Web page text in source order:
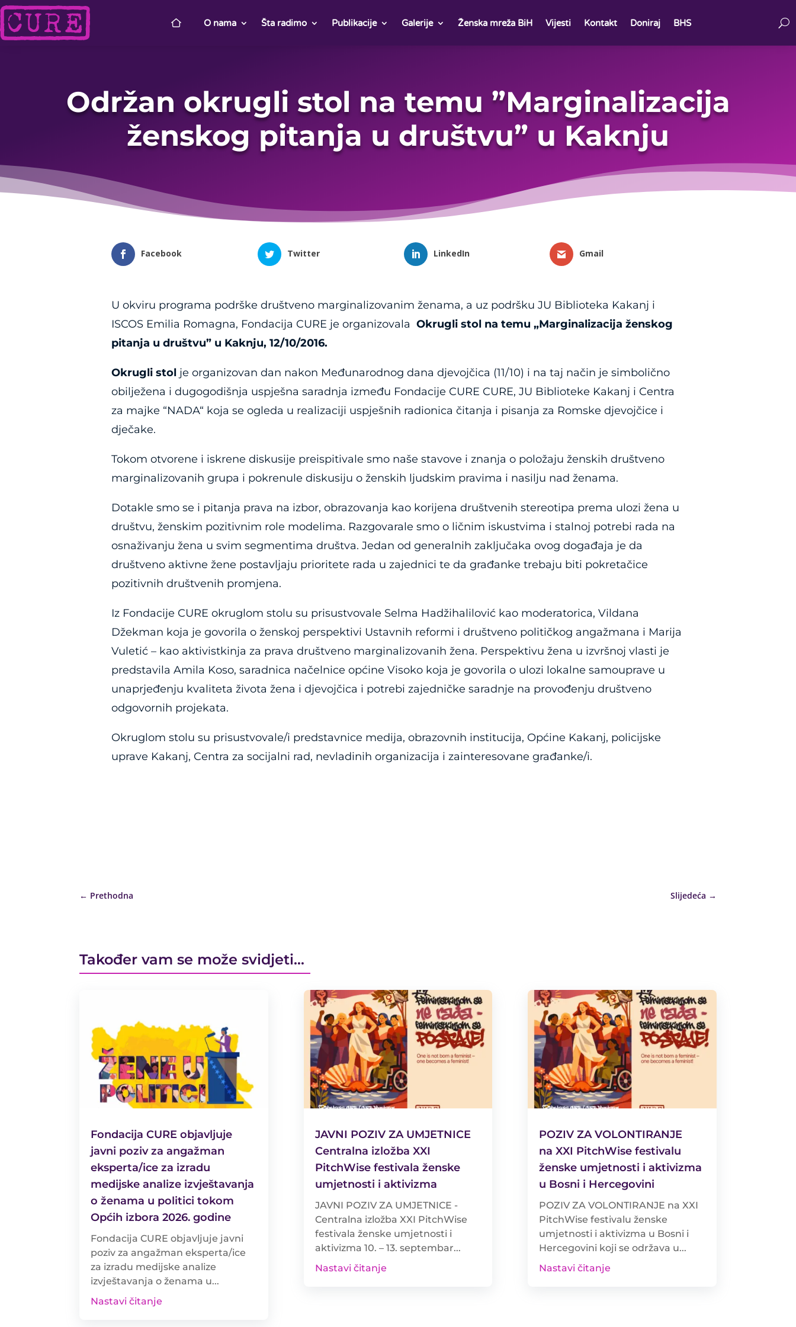
O nama Šta radimo Publikacije Galerije Ženska mreža BiH Vijesti Kontakt Doniraj BHS
Održan okrugli stol na temu ”Marginalizacija
ženskog pitanja u društvu” u Kaknju
Facebook Twitter LinkedIn Gmail
U okviru programa podrške društveno marginalizovanim ženama, a uz podršku JU Biblioteka Kakanj i
ISCOS Emilia Romagna, Fondacija CURE je organizovalaOkrugli stol na temu „Marginalizacija ženskog
pitanja u društvu” u Kaknju, 12/10/2016.
Okrugli stol je organizovan dan nakon Međunarodnog dana djevojčica (11/10) i na taj način je simbolično
obilježena i dugogodišnja uspješna saradnja između Fondacije CURE CURE, JU Biblioteke Kakanj i Centra
za majke “NADA“ koja se ogleda u realizaciji uspješnih radionica čitanja i pisanja za Romske djevojčice i
dječake.
Tokom otvorene i iskrene diskusije preispitivale smo naše stavove i znanja o položaju ženskih društveno
marginalizovanih grupa i pokrenule diskusiju o ženskih ljudskim pravima i nasilju nad ženama.
Dotakle smo se i pitanja prava na izbor, obrazovanja kao korijena društvenih stereotipa prema ulozi žena u
društvu, ženskim pozitivnim role modelima. Razgovarale smo o ličnim iskustvima i stalnoj potrebi rada na
osnaživanju žena u svim segmentima društva. Jedan od generalnih zaključaka ovog događaja je da
društveno aktivne žene postavljaju prioritete rada u zajednici te da građanke trebaju biti pokretačice
pozitivnih društvenih promjena.
Iz Fondacije CURE okruglom stolu su prisustvovale Selma Hadžihalilović kao moderatorica, Vildana
Džekman koja je govorila o ženskoj perspektivi Ustavnih reformi i društveno političkog angažmana i Marija
Vuletić – kao aktivistkinja za prava društveno marginalizovanih žena. Perspektivu žena u izvršnoj vlasti je
predstavila Amila Koso, saradnica načelnice općine Visoko koja je govorila o ulozi lokalne samouprave u
unaprjeđenju kvaliteta života žena i djevojčica i potrebi zajedničke saradnje na provođenju društveno
odgovornih projekata.
Okruglom stolu su prisustvovale/i predstavnice medija, obrazovnih institucija, Općine Kakanj, policijske
uprave Kakanj, Centra za socijalni rad, nevladinih organizacija i zainteresovane građanke/i.
← Prethodna Slijedeća →
Također vam se može svidjeti…
Fondacija CURE objavljuje
javni poziv za angažman
eksperta/ice za izradu
medijske analize izvještavanja
o ženama u politici tokom
Općih izbora 2026. godine
Fondacija CURE objavljuje javni
poziv za angažman eksperta/ice
za izradu medijske analize
izvještavanja o ženama u...
Nastavi čitanje
JAVNI POZIV ZA UMJETNICE
Centralna izložba XXI
PitchWise festivala ženske
umjetnosti i aktivizma
JAVNI POZIV ZA UMJETNICE -
Centralna izložba XXI PitchWise
festivala ženske umjetnosti i
aktivizma 10. – 13. septembar...
Nastavi čitanje
POZIV ZA VOLONTIRANJE
na XXI PitchWise festivalu
ženske umjetnosti i aktivizma
u Bosni i Hercegovini
POZIV ZA VOLONTIRANJE na XXI
PitchWise festivalu ženske
umjetnosti i aktivizma u Bosni i
Hercegovini koji se održava u...
Nastavi čitanje